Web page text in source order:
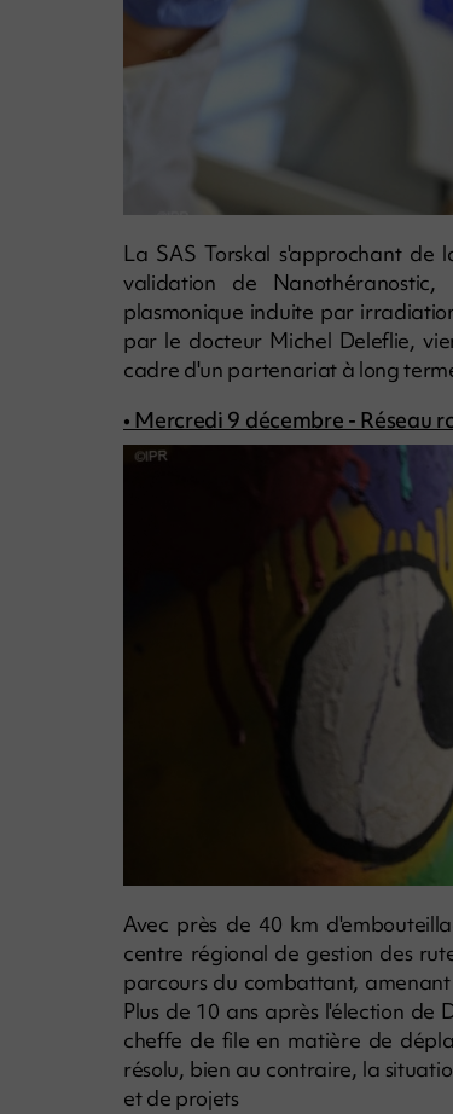
La SAS Torskal s'approchant de
validation de
plasmonique induite par
par le docteur Michel Deleflie,
cadre d'un partenariat à long
• Mercredi 9 décembre - Réseau
Avec près de 40 km
centre régional de gestion des
parcours du combattant,
Plus de 10 ans après l'élection de
cheffe de file en matière de
résolu, bien au contraire, la
et de projets